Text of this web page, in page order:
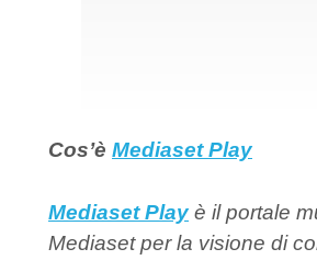
Cos’è Mediaset Play
Mediaset Play è il portale
Mediaset per la visione di